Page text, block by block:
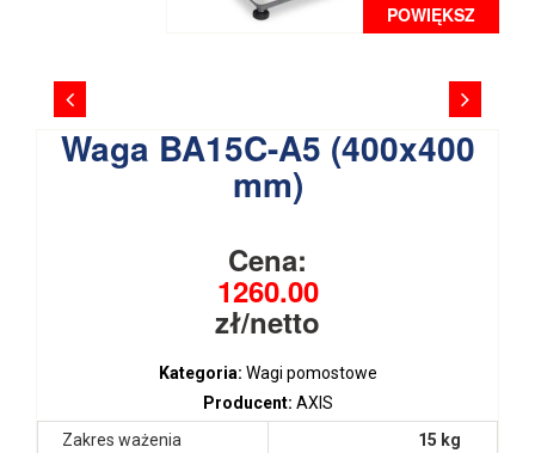
POWIĘKSZ
Waga BA15C-A5 (400x400
mm)
Cena:
1260.00
zł/netto
Kategoria: Wagi pomostowe
Producent: AXIS
Zakres ważenia
15 kg